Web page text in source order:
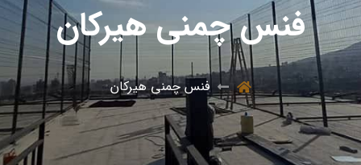
فنس چمنی هیرکان
فنس چمنی هیرکان